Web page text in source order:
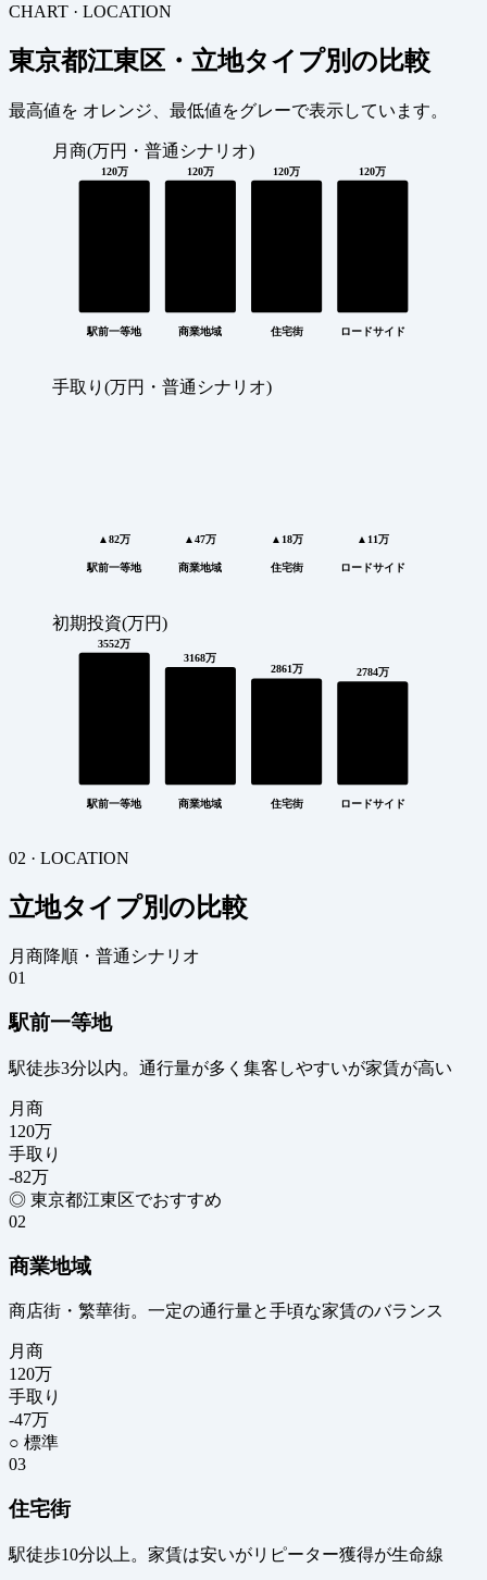
CHART · LOCATION
東京都江東区・立地タイプ別の比較
最高値を オレンジ 、最低値をグレーで表示しています。
月商(万円・普通シナリオ)
120万
駅前一等地
120万
商業地域
120万
住宅街
120万
ロードサイド
手取り(万円・普通シナリオ)
▲82万
駅前一等地
▲47万
商業地域
▲18万
住宅街
▲11万
ロードサイド
初期投資(万円)
3552万
駅前一等地
3168万
商業地域
2861万
住宅街
2784万
ロードサイド
02 · LOCATION
立地タイプ別の比較
月商降順・普通シナリオ
01
駅前一等地
駅徒歩3分以内。通行量が多く集客しやすいが家賃が高い
月商
120万
手取り
-82万
◎ 東京都江東区でおすすめ
02
商業地域
商店街・繁華街。一定の通行量と手頃な家賃のバランス
月商
120万
手取り
-47万
○ 標準
03
住宅街
駅徒歩10分以上。家賃は安いがリピーター獲得が生命線